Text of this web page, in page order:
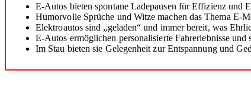
E-Autos bieten spontane Ladepausen für Effizienz und
Humorvolle Sprüche und Witze machen das Thema E-
Elektroautos sind „geladen“ und immer bereit, was
E-Autos ermöglichen personalisierte Fahrerlebnisse
Im Stau bieten sie Gelegenheit zur Entspannung und